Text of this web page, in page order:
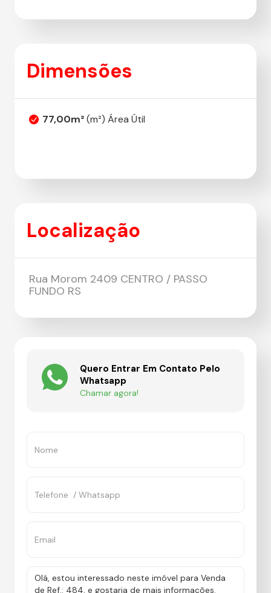
Dimensões
77,00m²(m²) Área Útil
Localização
Rua Morom 2409 CENTRO / PASSO
FUNDO RS
Quero Entrar Em Contato Pelo
Whatsapp
Chamar agora!